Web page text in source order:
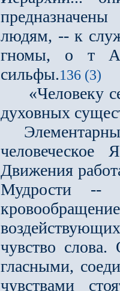
людям, -- к
гномы, о т
сильфы.136 (3)
«Человеку
духовных
Движения
Мудрости --
чувство
гласными,
чувствами